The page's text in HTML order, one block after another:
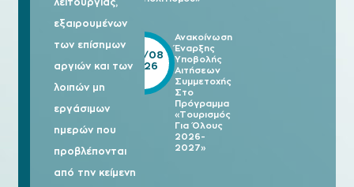
εξαιρουμένων
των επίσημων
αργιών και των
λοιπών μη
εργάσιμων
ημερών που
προβλέπονται
από την κείμενη
Ανακοίνωση
Έναρξης
Υποβολής
Αιτήσεων
Συμμετοχής
Στο
Πρόγραμμα
«Τουρισμός
Για Όλους
2026-
2027»
05/08
2026